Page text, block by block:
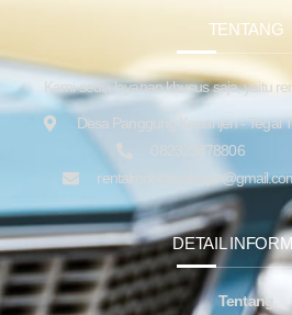
TENTANG
Kami sedia layanan khusus saja, yaitu
Desa Panggung Kepanjen - Tegal
082323878806
DETAIL
Tentang